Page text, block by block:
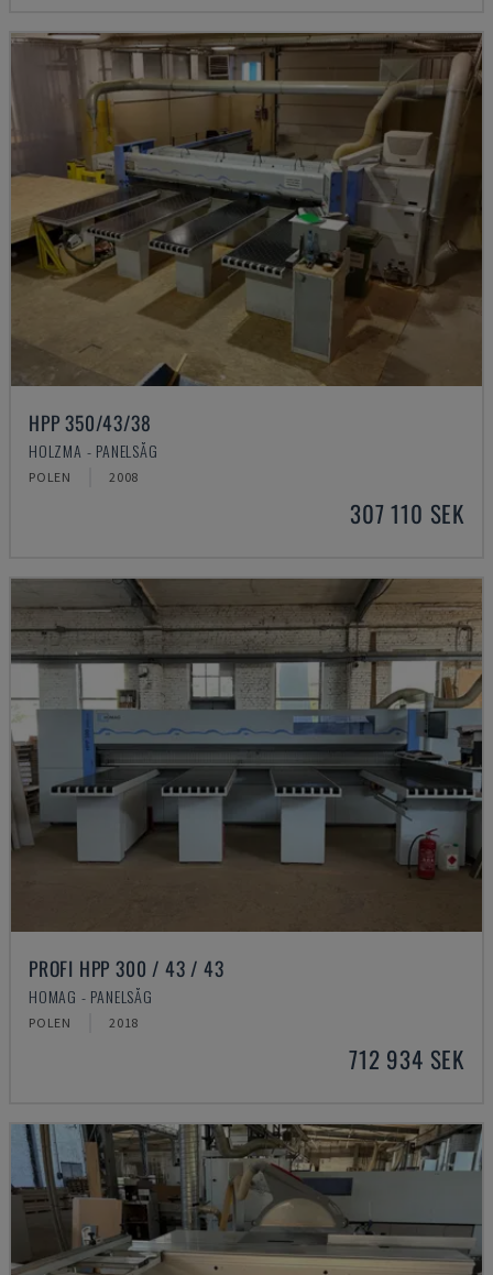
HPP 350/43/38
HOLZMA - PANELSÅG
POLEN 2008
307 110 SEK
PROFI HPP 300 / 43 / 43
HOMAG - PANELSÅG
POLEN 2018
712 934 SEK